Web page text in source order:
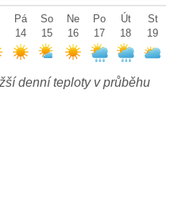
Pá
14
So
15
Ne
16
Po
17
Út
18
St
19
denní teploty v průběhu